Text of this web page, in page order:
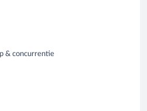
& concurrentie